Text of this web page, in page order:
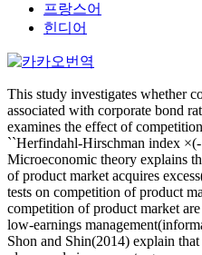
프랑스어
힌디어
This study investigates whether
associated with corporate bond
examines the effect of
``Herfindahl-Hirschman index
Microeconomic theory explains
of product market acquires
tests on competition of product
competition of product market
low-earnings
Shon and Shin(2014) explain